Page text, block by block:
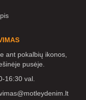
ant pokalbių ikonos,
pusėje.
16:30 val.